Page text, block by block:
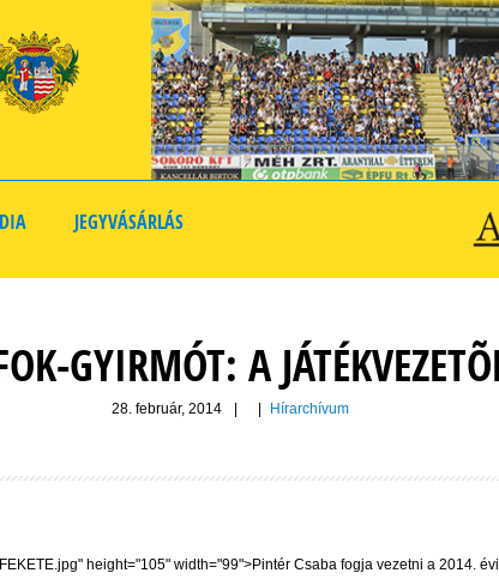
JEGYVÁSÁRLÁS
GYIRMÓT: A
28. február, 2014 Hírarchívum
height="105" width="99">Pintér Csaba fogja vezetni a 2014.